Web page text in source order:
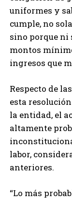
uniformes y
cumple, no
sino porque ni
montos
ingresos que
Respecto de
esta
la entidad, el
altamente
labor,
anteriores.
“Lo más